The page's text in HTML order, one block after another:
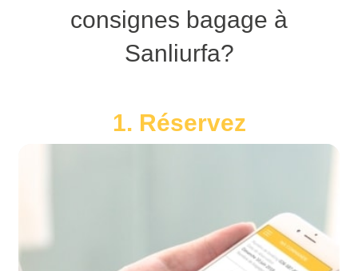
consignes bagage à
Sanliurfa?
1. Réservez